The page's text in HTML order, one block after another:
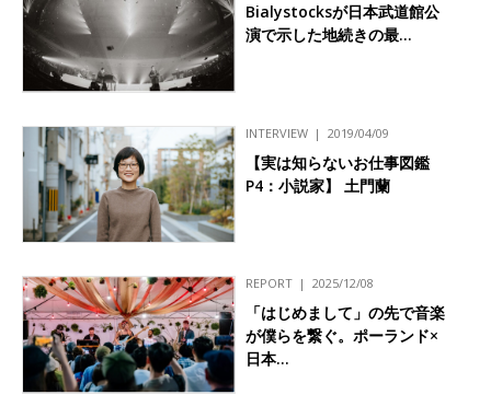
Bialystocksが日本武道館公
演で示した地続きの最…
INTERVIEW 2019/04/09
【実は知らないお仕事図鑑
P4：小説家】 土門蘭
REPORT 2025/12/08
「はじめまして」の先で音楽
が僕らを繋ぐ。ポーランド×
日本…